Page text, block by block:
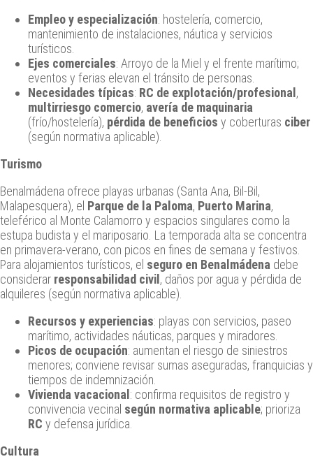
Empleo y especialización: hostelería, comercio,
mantenimiento de instalaciones, náutica y servicios
turísticos.
Ejes comerciales: Arroyo de la Miel y el frente marítimo;
eventos y ferias elevan el tránsito de personas.
Necesidades típicas: RC de explotación/profesional ,
multirriesgo comercio, avería de maquinaria
(frío/hostelería), pérdida de beneficios y coberturas ciber
(según normativa aplicable).
Turismo
Benalmádena ofrece playas urbanas (Santa Ana, Bil‑Bil,
Malapesquera), el Parque de la Paloma, Puerto Marina,
teleférico al Monte Calamorro y espacios singulares como la
estupa budista y el mariposario. La temporada alta se concentra
en primavera‑verano, con picos en fines de semana y festivos.
Para alojamientos turísticos, el seguro en Benalmádena debe
considerar responsabilidad civil , daños por agua y pérdida de
alquileres (según normativa aplicable).
Recursos y experiencias: playas con servicios, paseo
marítimo, actividades náuticas, parques y miradores.
Picos de ocupación: aumentan el riesgo de siniestros
menores; conviene revisar sumas aseguradas, franquicias y
tiempos de indemnización.
Vivienda vacacional : confirma requisitos de registro y
convivencia vecinal según normativa aplicable; prioriza
RC y defensa jurídica.
Cultura